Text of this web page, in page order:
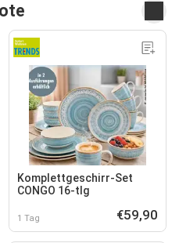
Komplettgeschirr-Set
CONGO 16-tlg
1 Tag €59,90